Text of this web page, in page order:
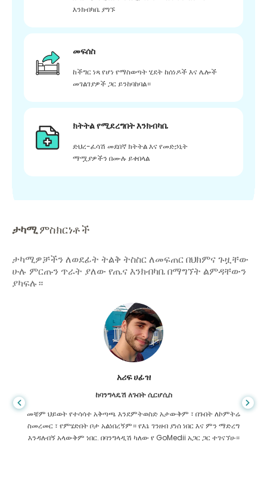
እንክብካቤ ያግኙ
መፍሰስ
ከችግር ነጻ የሆነ የማስወጣት ሂደት ከሰነዶች እና ሌሎች
መገልገያዎች ጋር ይንከባከባል።
ክትትል የሚደረግበት እንክብካቤ
ድህረ-ፈሳሽ መደበኛ ክትትል እና የመድኃኒት
ማሟያዎችን በሙሉ ይቀበላል
ታካሚምስክርነቶች
ታካሚዎቻችን ለወደፊት ትልቅ ትስስር ለመፍጠር በህክምና ጉዟቸው
ሁሉ ምርጡን ጥራት ያለው የጤና እንክብካቤ በማግኘት ልምዳቸውን
ያካፍሉ።
አሪፍ ሀፊዝ
ከባንግላዴሽ ለጉበት ሲርሆሲስ
መቼም ህይወት የተሳሳተ አቅጣጫ እንደምትወስድ አታውቅም ፣ በጉበት ለኮምትሬ
ስመረመር ፣ የምሄድበት ቦታ አልነበረኝም። የእኔ ገንዘብ ያነሰ ነበር እና ምን ማድረግ
እንዳለብኝ አላውቅም ነበር. በባንግላዲሽ ካለው የ GoMedii አጋር ጋር ተገናኘሁ።